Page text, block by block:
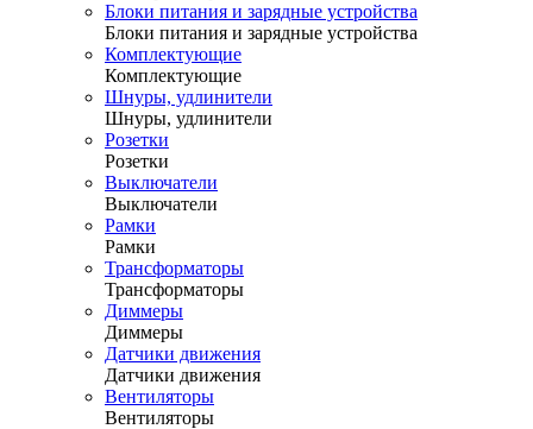
Блоки питания и зарядные устройства
Блоки питания и зарядные устройства
Комплектующие
Комплектующие
Шнуры, удлинители
Шнуры, удлинители
Розетки
Розетки
Выключатели
Выключатели
Рамки
Рамки
Трансформаторы
Трансформаторы
Диммеры
Диммеры
Датчики движения
Датчики движения
Вентиляторы
Вентиляторы